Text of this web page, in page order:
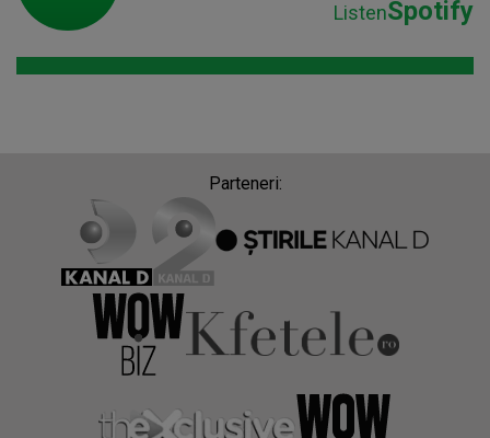
ListenSpotify
Parteneri: